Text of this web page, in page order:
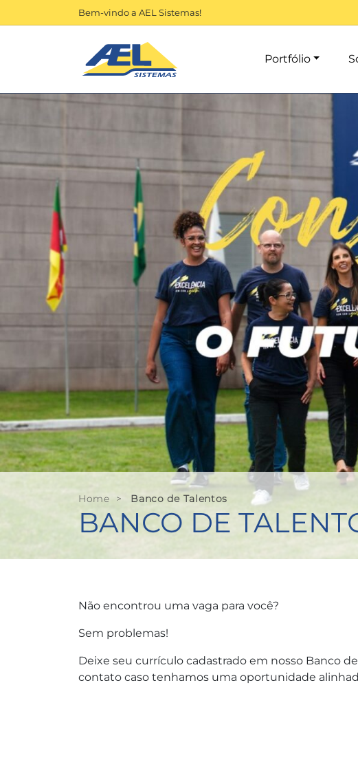
Bem-vindo a AEL Sistemas!
Portfólio
Home > Banco de Talentos
BANCO DE
Não encontrou uma vaga para você?
Sem problemas!
Deixe seu currículo cadastrado em nosso Banco
contato caso tenhamos uma oportunidade